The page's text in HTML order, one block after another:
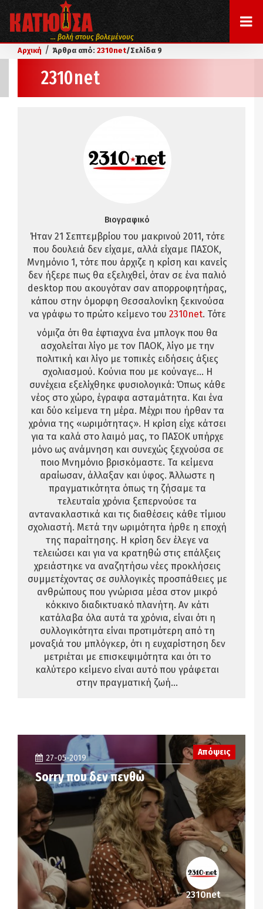
... βολή στους βολεμένους
Αρχική / Άρθρα από: 2310net/Σελίδα 9
2310net
Βιογραφικό
Ήταν 21 Σεπτεμβρίου του μακρινού 2011, τότε
που δουλειά δεν είχαμε, αλλά είχαμε ΠΑΣΟΚ,
Μνημόνιο 1, τότε που άρχιζε η κρίση και κανείς
δεν ήξερε πως θα εξελιχθεί, όταν σε ένα παλιό
desktop που ακουγόταν σαν απορροφητήρας,
κάπου στην όμορφη Θεσσαλονίκη ξεκινούσα
να γράφω το πρώτο κείμενο του 2310net. Τότε
νόμιζα ότι θα έφτιαχνα ένα μπλογκ που θα
ασχολείται λίγο με τον ΠΑΟΚ, λίγο με την
πολιτική και λίγο με τοπικές ειδήσεις άξιες
σχολιασμού. Κούνια που με κούναγε... Η
συνέχεια εξελίχθηκε φυσιολογικά: Όπως κάθε
νέος στο χώρο, έγραφα ασταμάτητα. Και ένα
και δύο κείμενα τη μέρα. Μέχρι που ήρθαν τα
χρόνια της «ωριμότητας». Η κρίση είχε κάτσει
για τα καλά στο λαιμό μας, το ΠΑΣΟΚ υπήρχε
μόνο ως ανάμνηση και συνεχώς ξεχνούσα σε
ποιο Μνημόνιο βρισκόμαστε. Τα κείμενα
αραίωσαν, άλλαξαν και ύφος. Άλλωστε η
πραγματικότητα όπως τη ζήσαμε τα
τελευταία χρόνια ξεπερνούσε τα
αντανακλαστικά και τις διαθέσεις κάθε τίμιου
σχολιαστή. Μετά την ωριμότητα ήρθε η εποχή
της παραίτησης. Η κρίση δεν έλεγε να
τελειώσει και για να κρατηθώ στις επάλξεις
χρειάστηκε να αναζητήσω νέες προκλήσεις
συμμετέχοντας σε συλλογικές προσπάθειες με
ανθρώπους που γνώρισα μέσα στον μικρό
κόκκινο διαδικτυακό πλανήτη. Αν κάτι
κατάλαβα όλα αυτά τα χρόνια, είναι ότι η
συλλογικότητα είναι προτιμότερη από τη
μοναξιά του μπλόγκερ, ότι η ευχαρίστηση δεν
μετριέται με επισκεψιμότητα και ότι το
καλύτερο κείμενο είναι αυτό που γράφεται
στην πραγματική ζωή...
Απόψεις
27-05-2019
Sorry που δεν πενθώ
2310net